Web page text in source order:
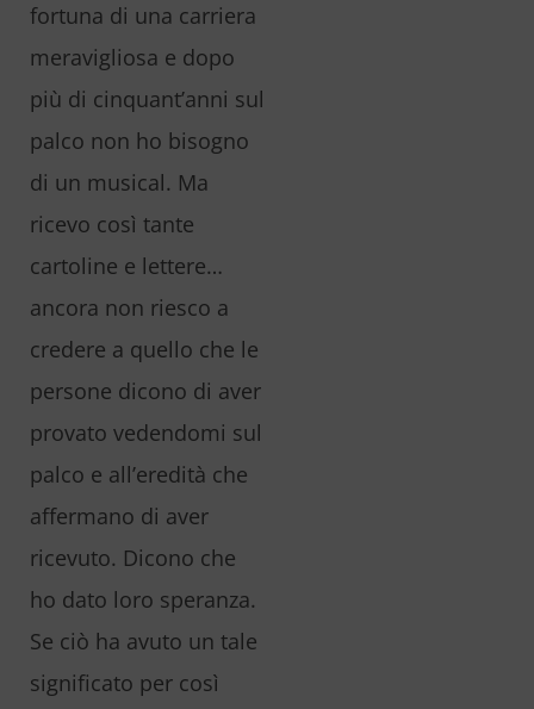
fortuna di una carriera
meravigliosa e dopo
più di cinquant’anni sul
palco non ho bisogno
di un musical. Ma
ricevo così tante
cartoline e lettere…
ancora non riesco a
credere a quello che le
persone dicono di aver
provato vedendomi sul
palco e all’eredità che
affermano di aver
ricevuto. Dicono che
ho dato loro speranza.
Se ciò ha avuto un tale
significato per così